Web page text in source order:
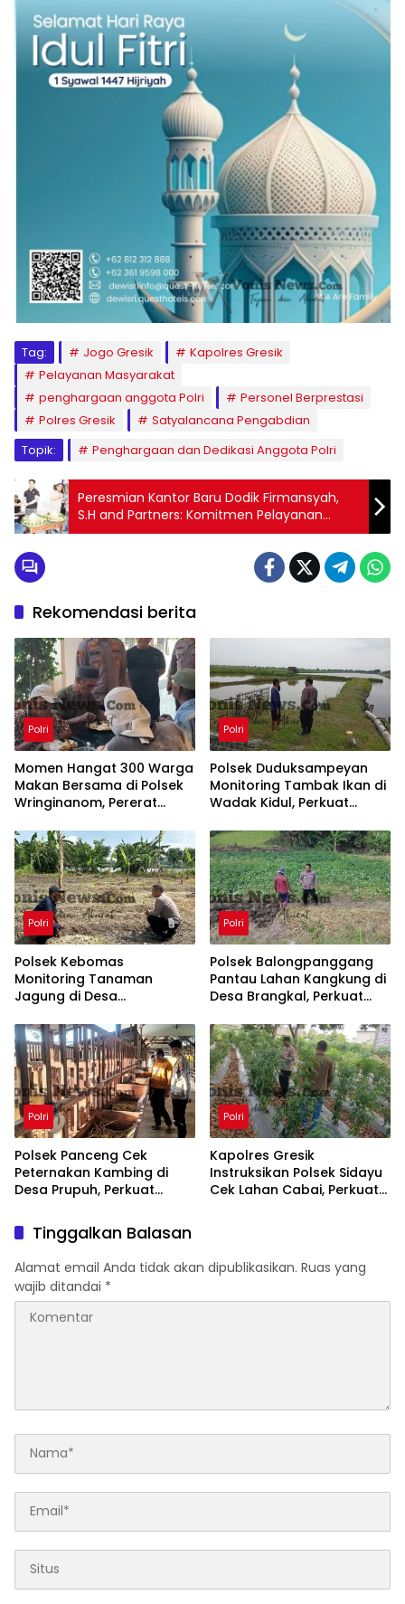
Tag: Jogo Gresik
Kapolres Gresik
Pelayanan Masyarakat
penghargaan anggota Polri
Personel Berprestasi
Polres Gresik
Satyalancana Pengabdian
Topik:
Penghargaan dan Dedikasi Anggota Polri
Peresmian Kantor Baru Dodik Firmansyah,
S.H and Partners: Komitmen Pelayanan
Hukum yang Lebih Baik
Rekomendasi berita
Polri
Momen Hangat 300 Warga
Makan Bersama di Polsek
Wringinanom, Pererat
Polri Dekat dengan
Masyarakat
Polri
Polsek Duduksampeyan
Monitoring Tambak Ikan di
Wadak Kidul, Perkuat
Nasional
Polri
Polsek Kebomas
Monitoring Tanaman
Jagung di Desa
Dukungan Ketahanan
Pangan Nasional
Polri
Polsek Balongpanggang
Pantau Lahan Kangkung di
Desa Brangkal, Perkuat
Pangan Nasional
Polri
Polsek Panceng Cek
Peternakan Kambing di
Desa Prupuh, Perkuat
Swasembada Nasional
Polri
Kapolres Gresik
Instruksikan Polsek Sidayu
Cek Lahan Cabai, Perkuat
Tinggalkan Balasan
Alamat email Anda tidak akan dipublikasikan. Ruas yang
wajib ditandai *